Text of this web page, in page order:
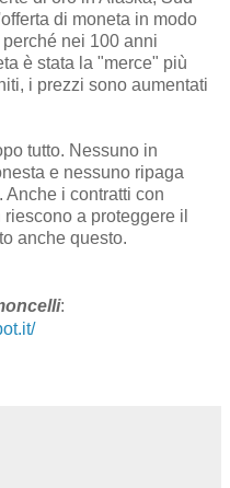
di moneta in modo
nei 100 anni
è stata la "merce" più
i prezzi sono aumentati
tutto. Nessuno in
e nessuno ripaga
Anche i contratti con
a proteggere il
anche questo.
: